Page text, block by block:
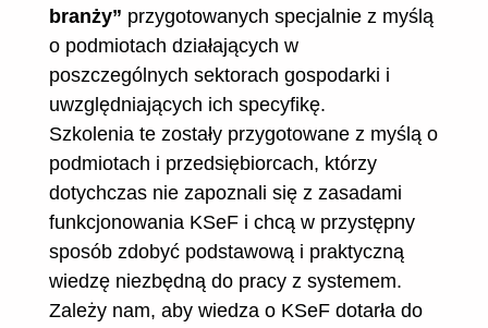
branży” przygotowanych specjalnie z myślą
o podmiotach działających w
poszczególnych sektorach gospodarki i
uwzględniających ich specyfikę.
Szkolenia te zostały przygotowane z myślą o
podmiotach i przedsiębiorcach, którzy
dotychczas nie zapoznali się z zasadami
funkcjonowania KSeF i chcą w przystępny
sposób zdobyć podstawową i praktyczną
wiedzę niezbędną do pracy z systemem.
Zależy nam, aby wiedza o KSeF dotarła do